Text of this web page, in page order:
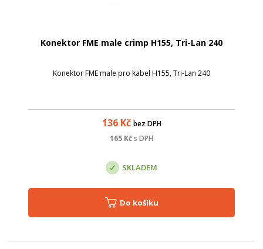
Konektor FME male crimp H155, Tri-Lan 240
Konektor FME male pro kabel H155, Tri-Lan 240
136Kč bez DPH
165 Kčs DPH
SKLADEM
Do košíku